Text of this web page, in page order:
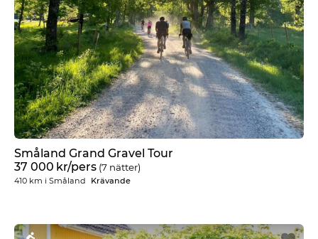
Småland Grand Gravel Tour
37 000 kr/pers (7 nätter)
410 km i Småland Krävande